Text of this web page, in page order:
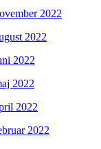
2022
2022
2022
2022
2022
2022